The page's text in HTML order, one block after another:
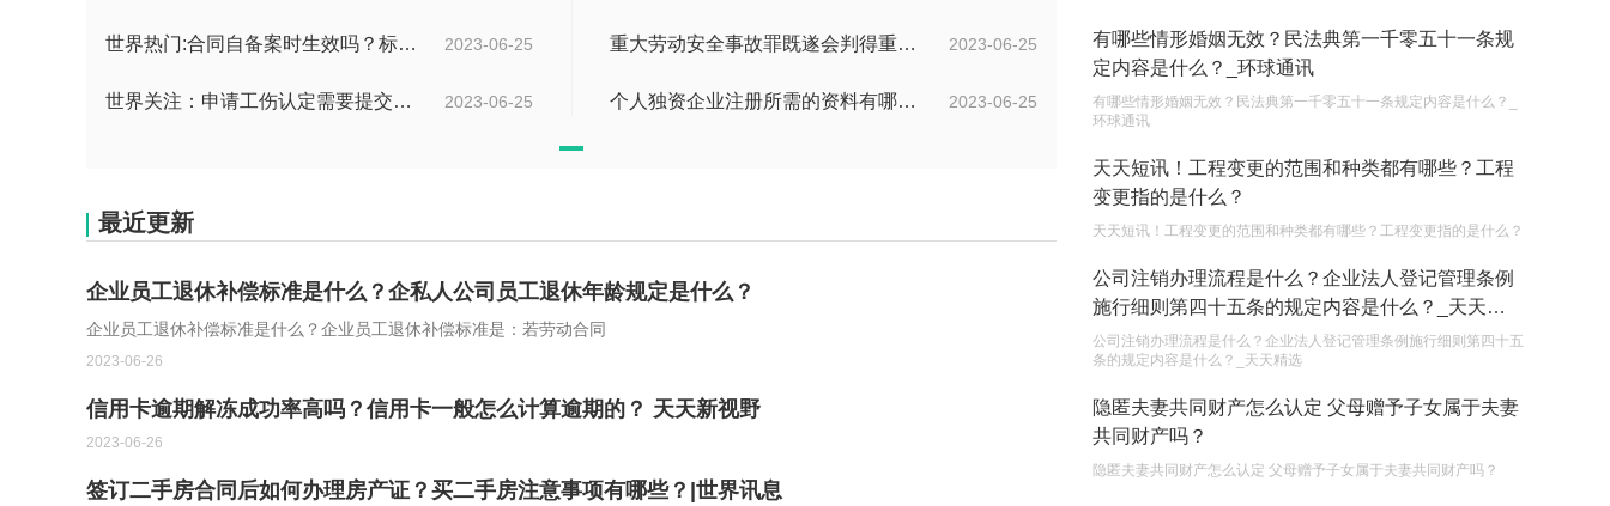
2023-06-25
世界热门:合同自备案时生效吗？标书中的合同需要全部放上去吗？ 2023-06-25
重大劳动安全事故罪既遂会判得重吗？重大劳动安全事故罪与玩忽职守罪的界限是什么？_世界速看
2023-06-25
世界关注：申请工伤认定需要提交哪些材料？提出工伤认定申请依据是什么？ 2023-06-25
个人独资企业注册所需的资料有哪些？
最近更新
企业员工退休补偿标准是什么？企私人公司员工退休年龄规定是什么？
企业员工退休补偿标准是什么？企业员工退休补偿标准是：若劳动合同
2023-06-26
信用卡逾期解冻成功率高吗？信用卡一般怎么计算逾期的？ 天天新视野
2023-06-26
签订二手房合同后如何办理房产证？买二手房注意事项有哪些？|世界讯息
权利和责任是什么？
2023-05-04
单纯的遗产赠要缴税吗？
2023-05-05
遗产继承必须要公证吗？
2023-05-05
继承遗产的份额怎么分配？
2023-05-05
有哪些情形婚姻无效？民法典第一千零五十一条规
定内容是什么？_环球通讯
有哪些情形婚姻无效？民法典第一千零五十一条规定内容是什么？_
环球通讯
天天短讯！工程变更的范围和种类都有哪些？工程
变更指的是什么？
天天短讯！工程变更的范围和种类都有哪些？工程变更指的是什么？
公司注销办理流程是什么？企业法人登记管理条例
施行细则第四十五条的规定内容是什么？_天天精
选
公司注销办理流程是什么？企业法人登记管理条例施行细则第四十五
条的规定内容是什么？_天天精选
隐匿夫妻共同财产怎么认定 父母赠予子女属于夫妻
共同财产吗？
隐匿夫妻共同财产怎么认定 父母赠予子女属于夫妻共同财产吗？